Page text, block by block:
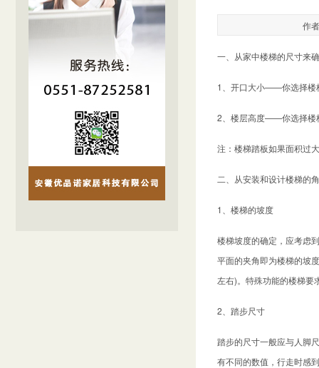
作
一、从家中楼梯的尺寸来
1、开口大小——你选择楼
2、楼层高度——你选择楼
注：楼梯踏板如果面积过
二、从安装和设计楼梯的
1、楼梯的坡度
楼梯坡度的确定，应考虑
平面的夹角即为楼梯的坡
左右)。特殊功能的楼梯要
2、踏步尺寸
踏步的尺寸一般应与人脚
有不同的数值，行走时感